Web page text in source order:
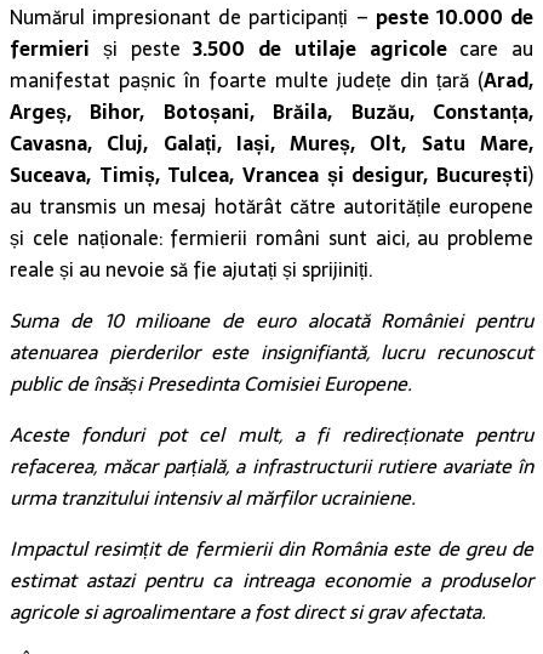
Numărul impresionant de participanți – peste 10.000 de
fermieri și peste3.500 de utilaje agricolecare au
manifestat pașnic în foarte multe județe din țară (Arad,
Argeș, Bihor, Botoșani, Brăila, Buzău, Constanța,
Cavasna, Cluj, Galați, Iași, Mureș, Olt, Satu Mare,
Suceava, Timiș, Tulcea, Vrancea și desigur, București)
au transmis un mesaj hotărât către autoritățile europene
și cele naționale: fermierii români sunt aici, au probleme
reale și au nevoie să fie ajutați și sprijiniți.
Suma de 10 milioane de euro alocată României pentru
atenuarea pierderilor este insignifiantă, lucru recunoscut
public de însăși Presedinta Comisiei Europene.
Aceste fonduri pot cel mult, a fi redirecționate pentru
refacerea, măcar parțială, a infrastructurii rutiere avariate în
urma tranzitului intensiv al mărfilor ucrainiene.
Impactul resimțit de fermierii din România este de greu de
estimat astazi pentru ca intreaga economie a produselor
agricole si agroalimentare a fost direct si grav afectata.